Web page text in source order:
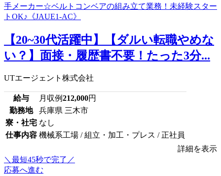
【20~30代活躍中】【ダルい転職やめな
い？】面接・履歴書不要！たった3分...
UTエージェント株式会社
給与 月収例212,000円
勤務地
兵庫県 三木市
寮・社宅 なし
仕事内容 機械系工場 / 組立・加工・プレス / 正社員
詳細を表示
＼最短45秒で完了／
応募へ進む